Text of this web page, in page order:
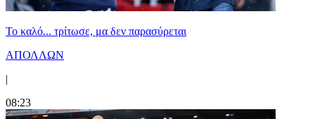
Το καλό... τρίτωσε, μα δεν παρασύρεται
ΑΠΟΛΛΩΝ
|
08:23